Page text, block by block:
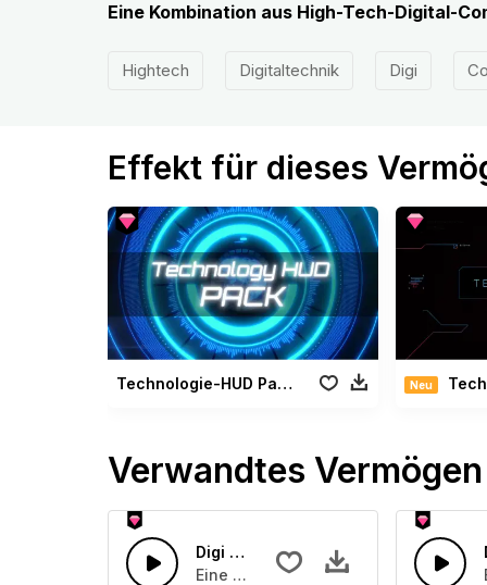
Eine Kombination aus High-Tech-Digital-
Hightech Digitaltechnik Digi
Effekt für dieses
Technologie-HUD Paket Neu
Verwandtes Vermögen
Digi Tech 25
Eine Kombination aus High-Tech-